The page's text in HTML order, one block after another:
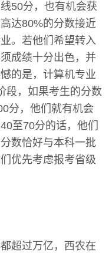
50分，也有机会获
达80%的分数接近
。若他们希望转入
成绩十分出色，并
的是，计算机专业
段，如果考生的分数
分，他们就有机会
至70分的话，他们
数恰好与本科一批
优先考虑报考省级
超过万亿，西农在